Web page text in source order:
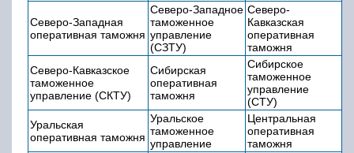
Северо-Западная
оперативная таможня
Северо-Западное
таможенное
управление
(СЗТУ)
Северо-
Кавказская
оперативная
таможня
Северо-Кавказское
таможенное
управление (СКТУ)
Сибирская
оперативная
таможня
Сибирское
таможенное
управление
(СТУ)
Уральская
оперативная таможня
Уральское
таможенное
управление
Центральная
оперативная
таможня